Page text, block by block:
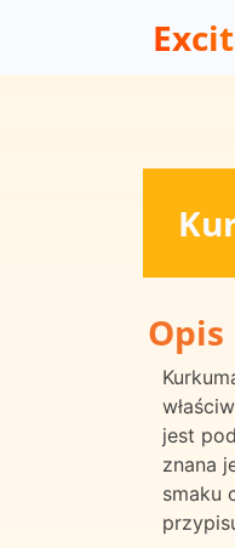
Opis
jest
znana
smaku